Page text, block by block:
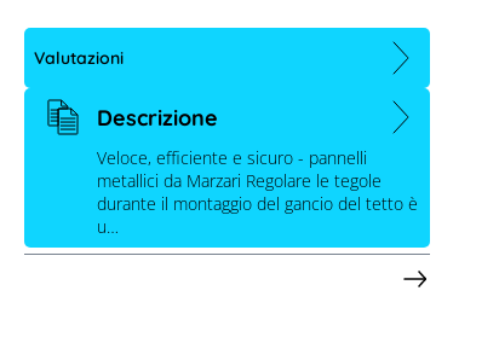
Marzari pannello metallico, tipo Ton
230, zincato
Valutazioni
Descrizione
Veloce, efficiente e sicuro - pannelli
metallici da Marzari Regolare le tegole
durante il montaggio del gancio del tetto è
u…